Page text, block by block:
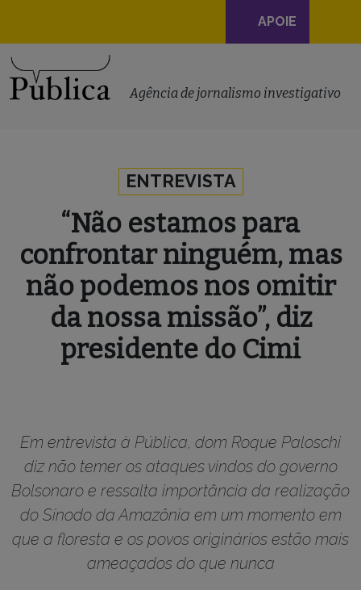
Navegação
principal
APOIE
Agência de jornalismo investigativo
ENTREVISTA
“Não estamos para
confrontar ninguém, mas
não podemos nos omitir
da nossa missão”, diz
presidente do Cimi
Em entrevista à Pública, dom Roque Paloschi
diz não temer os ataques vindos do governo
Bolsonaro e ressalta importância da realização
do Sínodo da Amazônia em um momento em
que a floresta e os povos originários estão mais
ameaçados do que nunca